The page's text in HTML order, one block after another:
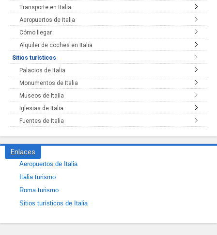
Transporte en Italia
Aeropuertos de Italia
Cómo llegar
Alquiler de coches en Italia
Sitios turísticos
Palacios de Italia
Monumentos de Italia
Museos de Italia
Iglesias de Italia
Fuentes de Italia
Enlaces
Aeropuertos de Italia
Italia turismo
Roma turismo
Sitios turísticos de Italia